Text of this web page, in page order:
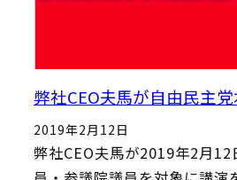
弊社CEO夫馬が自由民主
2019年2月12日
弊社CEO夫馬が2019年2月